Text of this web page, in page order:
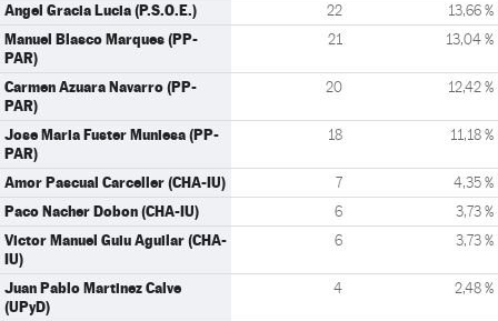
Angel Gracia Lucia (P.S.O.E.) 22 13,66 %
Manuel Blasco Marques (PP-
PAR)
21 13,04 %
Carmen Azuara Navarro (PP-
PAR)
20 12,42 %
Jose Maria Fuster Muniesa (PP-
PAR)
18 11,18 %
Amor Pascual Carceller (CHA-IU) 7 4,35 %
Paco Nacher Dobon (CHA-IU) 6 3,73 %
Victor Manuel Guiu Aguilar (CHA-
IU)
6 3,73 %
Juan Pablo Martinez Calve
(UPyD)
4 2,48 %